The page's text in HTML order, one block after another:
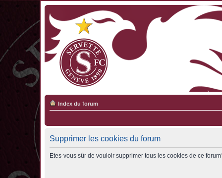
Index du forum
Supprimer les cookies du forum
Etes-vous sûr de vouloir supprimer tous les cookies de ce